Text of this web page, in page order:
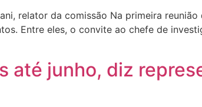
relator da comissão Na primeira reunião
Entre eles, o convite ao chefe de
até junho, diz